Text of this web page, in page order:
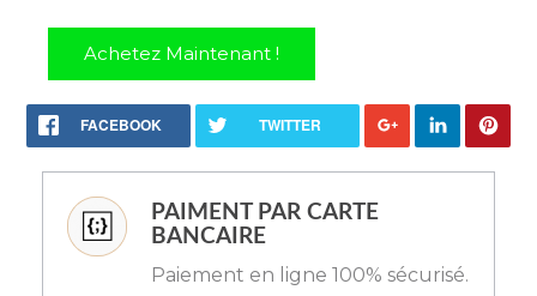
Achetez Maintenant !
FACEBOOK TWITTER
PAIMENT PAR CARTE
BANCAIRE
Paiement en ligne 100% sécurisé.